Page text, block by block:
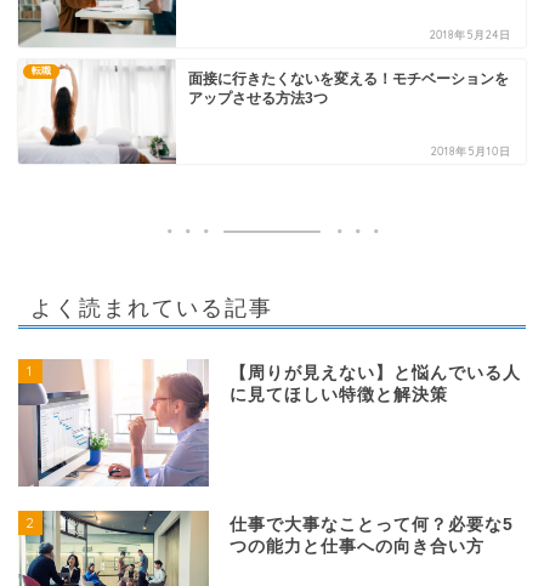
2018年5月24日
転職
面接に行きたくないを変える！モチベーションを
アップさせる方法3つ
2018年5月10日
よく読まれている記事
1
【周りが見えない】と悩んでいる人
に見てほしい特徴と解決策
2
仕事で大事なことって何？必要な5
つの能力と仕事への向き合い方